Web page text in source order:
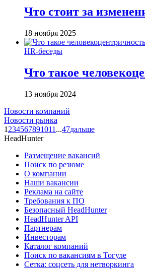
Что стоит за
18 ноября 2025
HR-беседы
Что такое
13 ноября 2024
Новости компаний
Новости рынка
1 234567891011 ...47дальше
HeadHunter
Размещение вакансий
Поиск по резюме
О компании
Наши вакансии
Реклама на сайте
Требования к ПО
Безопасный HeadHunter
HeadHunter API
Партнерам
Инвесторам
Каталог компаний
Поиск по вакансиям в Тогуле
Сетка: соцсеть для нетворкинга